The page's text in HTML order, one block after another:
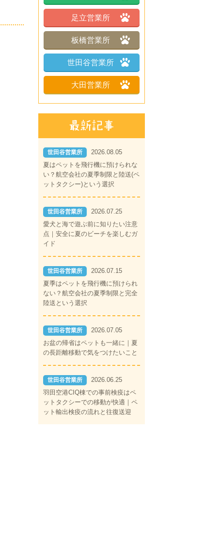
足立営業所
板橋営業所
世田谷営業所
大田営業所
世田谷営業所
2026.08.05
夏はペットを飛行機に預けられな
い？航空会社の夏季制限と陸送(ペ
ットタクシー)という選択
世田谷営業所
2026.07.25
愛犬と海で遊ぶ前に知りたい注意
点｜安全に夏のビーチを楽しむガ
イド
世田谷営業所
2026.07.15
夏季はペットを飛行機に預けられ
ない？航空会社の夏季制限と完全
陸送という選択
世田谷営業所
2026.07.05
お盆の帰省はペットも一緒に｜夏
の長距離移動で気をつけたいこと
世田谷営業所
2026.06.25
羽田空港CIQ棟での事前検疫はペ
ットタクシーでの移動が快適｜ペ
ット輸出検疫の流れと往復送迎